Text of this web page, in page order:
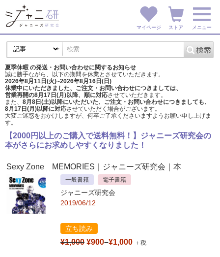
マイページ ストア メニュー
夏季休暇 の発送・お問い合わせに関するお知らせ
誠に勝手ながら、以下の期間を休業とさせていただきます。
2026年8月11日(火)~2026年8月16日(日)
休業中にいただきました、ご注文・お問い合わせにつきましては、
営業再開の8月17日(月)以降、順に対応させていただきます。
また、 8月8日(土)以降にいただいた、ご注文・ お問い合わせにつきましても、
8月17日(月)以降に対応させていただく場合がございます。
大変ご迷惑をおかけしますが、 何卒ご了承くださいますようお願い申し上げま
す。
【2000円以上のご購入で送料無料！】ジャニーズ研究会の
本がさらにお求めしやすくなりました！
Sexy Zone MEMORIES ｜ジャニーズ研究会｜本
一般書籍 電子書籍
ジャニーズ研究会
2019/06/12
立ち読み
¥1,000 ¥900–¥1,000 ＋税